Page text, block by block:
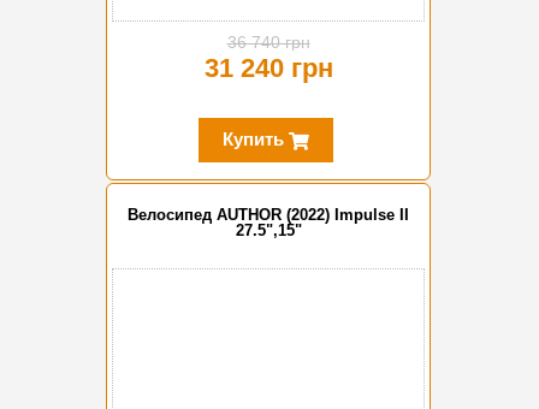
36 740 грн
31 240 грн
Купить
Велосипед AUTHOR (2022) Impulse II
27.5",15"